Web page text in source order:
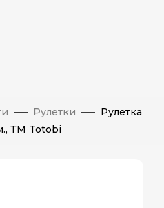
Рулетки
Рулетка
ТМ Totobi